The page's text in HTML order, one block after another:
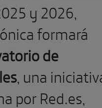
y 2026,
formará
de
, una
por Red.es,